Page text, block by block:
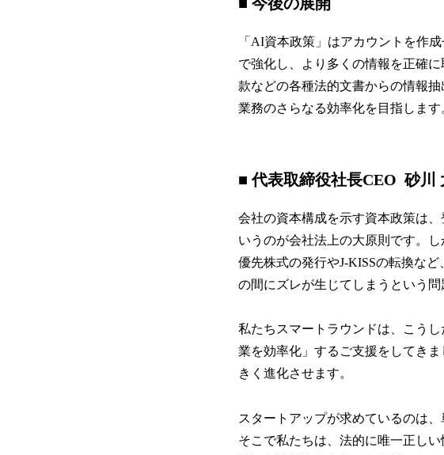
「AI資本政策」はアカウントを作
で強化し、より多くの情報を正確
款などの各種法的文書からの情報
業務のさらなる効率化を目指します
■ 代表取締役社長CEO 砂川
会社の資本構成を示す資本政策は
いうのが会社法上の大原則です。
優先株式の発行やJ-KISSの転換な
の間にズレが生じてしまうという問
私たちスマートラウンドは、こう
業を効率化」するご支援をしてき
きく進化させます。
スタートアップが求めているのは
そこで私たちは、法的に唯一正し